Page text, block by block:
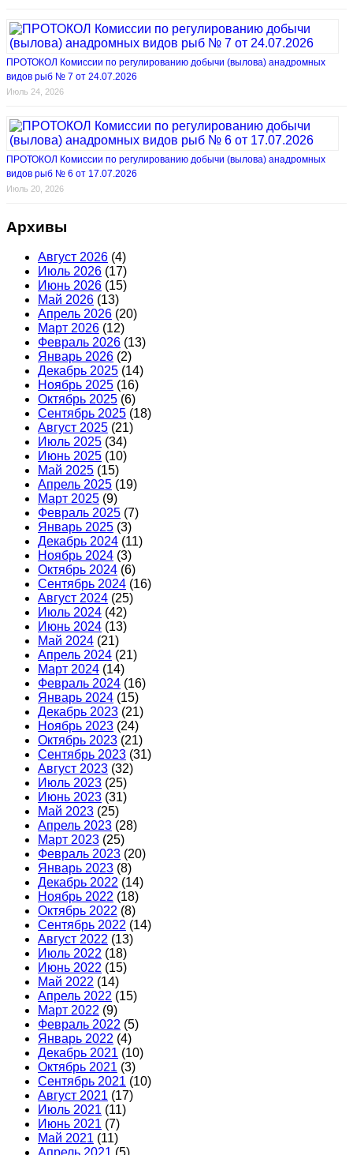
ПРОТОКОЛ Комиссии по регулированию добычи (вылова) анадромных
видов рыб № 7 от 24.07.2026
Июль 24, 2026
ПРОТОКОЛ Комиссии по регулированию добычи (вылова) анадромных
видов рыб № 6 от 17.07.2026
Июль 20, 2026
Архивы
Август 2026 (4)
Июль 2026 (17)
Июнь 2026 (15)
Май 2026 (13)
Апрель 2026 (20)
Март 2026 (12)
Февраль 2026 (13)
Январь 2026 (2)
Декабрь 2025 (14)
Ноябрь 2025 (16)
Октябрь 2025 (6)
Сентябрь 2025 (18)
Август 2025 (21)
Июль 2025 (34)
Июнь 2025 (10)
Май 2025 (15)
Апрель 2025 (19)
Март 2025 (9)
Февраль 2025 (7)
Январь 2025 (3)
Декабрь 2024 (11)
Ноябрь 2024 (3)
Октябрь 2024 (6)
Сентябрь 2024 (16)
Август 2024 (25)
Июль 2024 (42)
Июнь 2024 (13)
Май 2024 (21)
Апрель 2024 (21)
Март 2024 (14)
Февраль 2024 (16)
Январь 2024 (15)
Декабрь 2023 (21)
Ноябрь 2023 (24)
Октябрь 2023 (21)
Сентябрь 2023 (31)
Август 2023 (32)
Июль 2023 (25)
Июнь 2023 (31)
Май 2023 (25)
Апрель 2023 (28)
Март 2023 (25)
Февраль 2023 (20)
Январь 2023 (8)
Декабрь 2022 (14)
Ноябрь 2022 (18)
Октябрь 2022 (8)
Сентябрь 2022 (14)
Август 2022 (13)
Июль 2022 (18)
Июнь 2022 (15)
Май 2022 (14)
Апрель 2022 (15)
Март 2022 (9)
Февраль 2022 (5)
Январь 2022 (4)
Декабрь 2021 (10)
Октябрь 2021 (3)
Сентябрь 2021 (10)
Август 2021 (17)
Июль 2021 (11)
Июнь 2021 (7)
Май 2021 (11)